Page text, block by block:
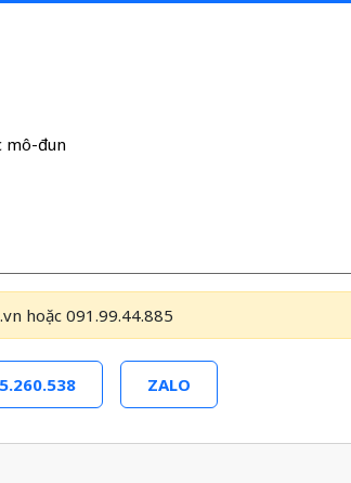
mô-đun
hoặc 091.99.44.885
ZALO